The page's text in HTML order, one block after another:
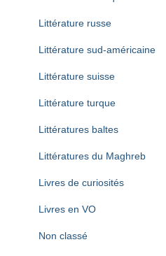
Littérature russe
Littérature sud-américaine
Littérature suisse
Littérature turque
Littératures baltes
Littératures du Maghreb
Livres de curiosités
Livres en VO
Non classé